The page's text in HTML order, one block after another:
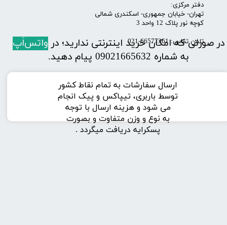
ارسال سفارشات به تمام نقاط کشور
توسط باربری، تیپاکس و پیک انجام
می شود و هزینه ارسال با توجه
به نوع و وزن متفاوت و بصورت
پسکرایه دریافت میگردد .
​​​دفتر مرکزی:
تهران- خیابان جمهوری- اسکندری شمالی
کوچه نور پلاک 12 واحد 3
تلفن تماس: 66577361-021
در صورتی که امکان خرید اینترنتی ندارید؛ در واتس‌اَپ
به شماره 09021665632 پیام دهید.